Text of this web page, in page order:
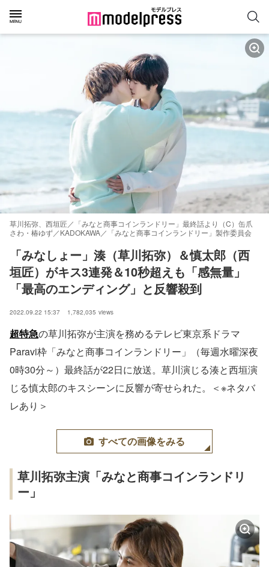
草川拓弥、西垣匠／「みなと商事コインランドリー」最終話より（C）缶爪
さわ・椿ゆず／KADOKAWA／「みなと商事コインランドリー」製作委員会
「みなしょー」湊（草川拓弥）＆慎太郎（西
垣匠）がキス3連発＆10秒超えも「感無量」
「最高のエンディング」と反響殺到
2022.09.22 15:37 1,782,035 views
超特急の草川拓弥が主演を務めるテレビ東京系ドラマ
Paravi枠「みなと商事コインランドリー」（毎週水曜深夜
0時30分～）最終話が22日に放送。草川演じる湊と西垣演
じる慎太郎のキスシーンに反響が寄せられた。＜※ネタバ
レあり＞
すべての画像をみる
草川拓弥主演「みなと商事コインランドリ
ー」